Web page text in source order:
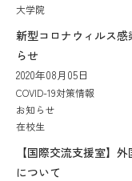
大学院
新型コロナウィルス
らせ
2020年08月05日
COVID-19対策情報
お知らせ
在校生
【国際交流支援室】
について